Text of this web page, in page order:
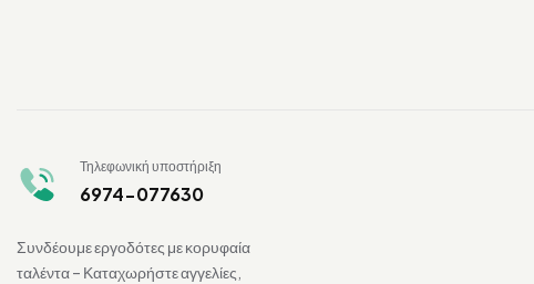
Τηλεφωνική υποστήριξη
6974-077630
Συνδέουμε εργοδότες με κορυφαία
ταλέντα – Καταχωρήστε αγγελίες,